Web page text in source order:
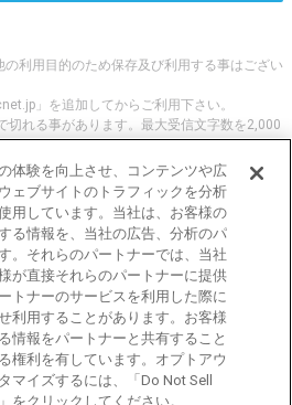
の利用目的のため保存及び利用する事はござい
」を追加してからご利用下さい。
切れる事があります。最大受信文字数を2,000
車について、 「評価点と星の数」の情報をも
提供しています。
的な中古車の状態から、「評価点と星の数」に
等の詳細検索等、こだわりの中古車を様々な角
外の各メーカー・車種を多く取り揃え、皆さ
ついての情報をお届け致します。
会許可 第301001105434号
体験を向上させ、コンテンツや広
ェブサイトのトラフィックを分析
用しています。当社は、お客様の
る情報を、当社の広告、分析のパ
。それらのパートナーでは、当社
が直接それらのパートナーに提供
トナーのサービスを利用した際に
利用することがあります。お客様
情報をパートナーと共有すること
権利を有しています。オプトアウ
マイズするには、「Do Not Sell
をクリックしてください。